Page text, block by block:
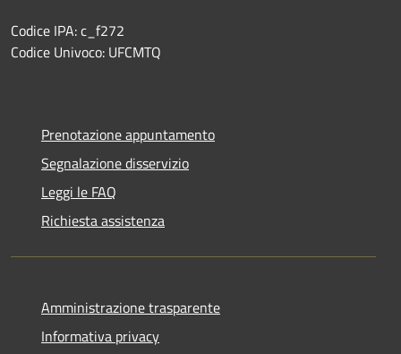
Codice IPA: c_f272
Codice Univoco: UFCMTQ
Prenotazione appuntamento
Segnalazione disservizio
Leggi le FAQ
Richiesta assistenza
Amministrazione trasparente
Informativa privacy